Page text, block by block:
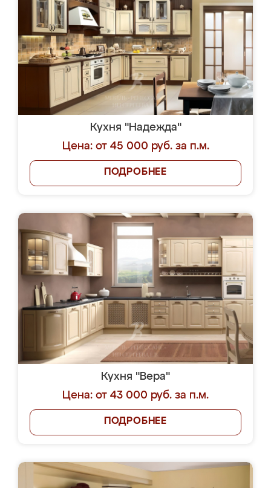
Кухня "Надежда"
Цена: от 45 000 руб. за п.м.
ПОДРОБНЕЕ
Кухня "Вера"
Цена: от 43 000 руб. за п.м.
ПОДРОБНЕЕ